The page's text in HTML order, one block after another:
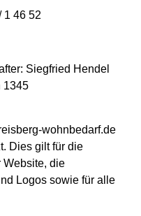
1 46 52
Siegfried Hendel
1345
wohnbedarf.de
Dies gilt für die
Website, die
Logos sowie für alle